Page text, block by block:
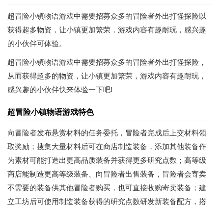
超冒险小镇物语游戏中需要招募众多的冒险者外出打怪探险以
获得超多物资，让小镇更加繁荣，游戏内容有趣耐玩，感兴趣
的小伙伴可体验。
超冒险小镇物语游戏中需要招募众多的冒险者外出打怪探险，
从而获得超多的物资，让小镇更加繁荣，游戏内容有趣耐玩，
感兴趣的小伙伴快来体验一下吧!
超冒险小镇物语游戏特色
向冒险者发布悬赏材料的任务委托，冒险者完成后上交材料领
取奖励；搜集大量材料后可在商店制造装备，添加其他装备作
为素材可能打造出更高品质装备并获得更多研究点数；高等级
商店能制造更高等级装备、向冒险者出售装备，冒险者会寄卖
不需要的装备供其他冒险者购买，也可直接收购寄卖装备；建
立工坊后可使用制造装备获得的研究点数研发新装备配方，搭